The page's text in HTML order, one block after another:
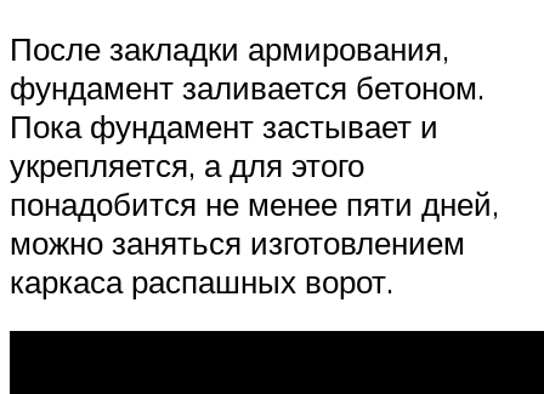
После закладки армирования,
фундамент заливается бетоном.
Пока фундамент застывает и
укрепляется, а для этого
понадобится не менее пяти дней,
можно заняться изготовлением
каркаса распашных ворот.